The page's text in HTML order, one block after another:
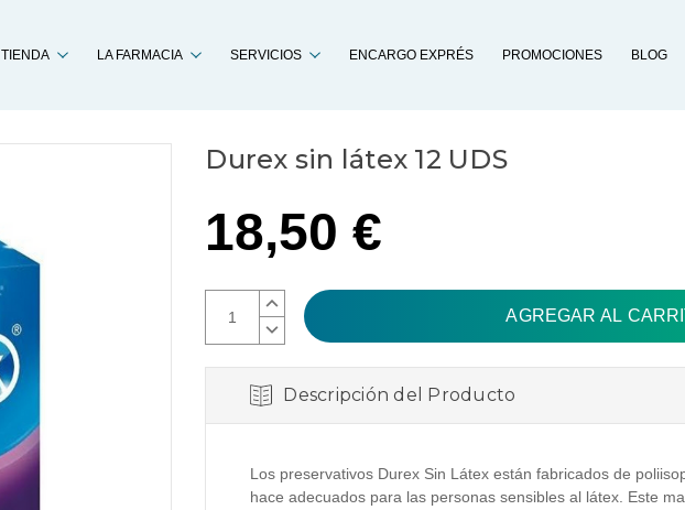
TIENDA LA FARMACIA SERVICIOS ENCARGO EXPRÉS PROMOCIONES BLOG
Durex sin látex 12 UDS
18,50 €
AUMENTAR
CANTIDAD:
DISMINUIR
CANTIDAD:
Descripción del Producto
Los preservativos Durex Sin Látex están fabricados de
hace adecuados para las personas sensibles al látex. Este